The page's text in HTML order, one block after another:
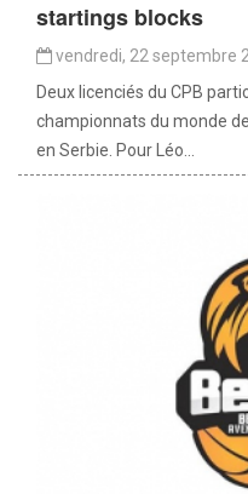
startings blocks
vendredi, 22 septembre
Deux licenciés du CPB
championnats du monde
en Serbie. Pour Léo...